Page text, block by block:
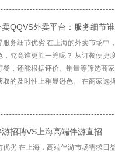
卖QQVS外卖平台：服务细节
服务细节优劣 在上海的外卖市场中
，究竟谁更胜一筹呢？ 从订餐便捷
餐，还能根据评价、销量等筛选商
取的及时性上稍显逊色。 在商家选
游招聘VS上海高端伴游直招
优劣 在上海，高端伴游市场需求日